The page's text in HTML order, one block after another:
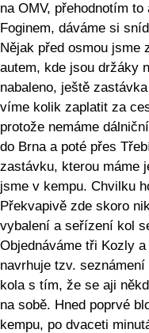
na OMV, přehodnotím
Foginem, dáváme si
Nějak před osmou jsme
autem, kde jsou držáky
nabaleno, ještě
víme kolik zaplatit za
protože nemáme
do Brna a poté přes
zastávku, kterou máme
jsme v kempu. Chvilku
Překvapivě zde skoro
vybalení a seřízení kol
Objednáváme tři Kozly
navrhuje tzv.
kola s tím, že se aji
na sobě. Hned poprvé
kempu, po dvaceti